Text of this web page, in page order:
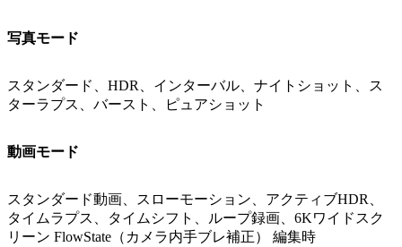
写真モード
スタンダード、HDR、インターバル、ナイトショット、ス
ターラプス、バースト、ピュアショット
動画モード
スタンダード動画、スローモーション、アクティブHDR、
タイムラプス、タイムシフト、ループ録画、6Kワイドスク
リーン FlowState（カメラ内手ブレ補正） 編集時